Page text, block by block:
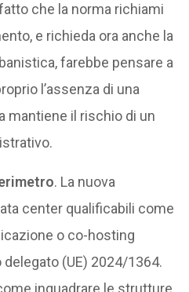
che la norma richiami
e richieda ora anche la
farebbe pensare a
l’assenza di una
mantiene il rischio di un
. La nuova
center qualificabili come
o co-hosting
(UE) 2024/1364.
inquadrare le strutture